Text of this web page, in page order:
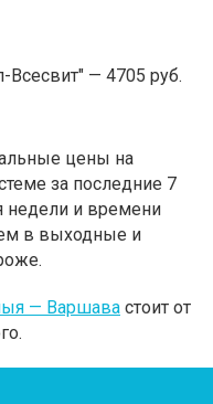
Всесвит" — 4705 руб.
цены на
за последние 7
недели и времени
в выходные и
— Варшава стоит от